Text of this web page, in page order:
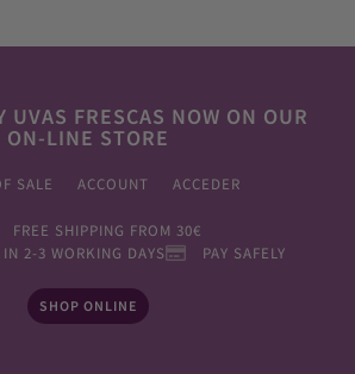
UVAS FRESCAS NOW ON OUR
ON-LINE STORE
SALE ACCOUNT ACCEDER
FREE SHIPPING FROM 30€
IN 2-3 WORKING DAYS
PAY SAFELY
SHOP ONLINE